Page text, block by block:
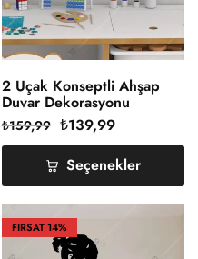
2 Uçak Konseptli Ahşap
Duvar Dekorasyonu
₺159,99 ₺139,99
Seçenekler
FIRSAT14%